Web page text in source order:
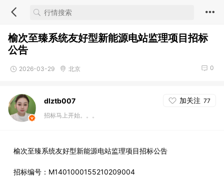
榆次至臻系统友好型新能源电站监理项目招标
公告
2026-03-29 北京 0
dlztb007 加关注 77
招标马上开始。。。
榆次至臻系统友好型新能源电站监理项目招标公告
招标编号：M1401000155210209004